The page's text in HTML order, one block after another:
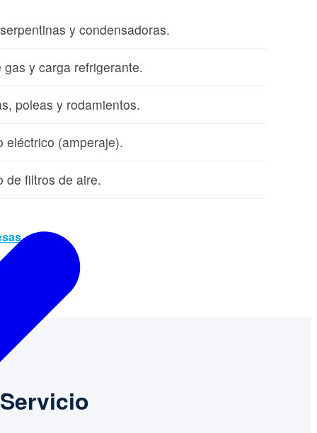
y condensadoras.
y carga refrigerante.
poleas y rodamientos.
eléctrico (amperaje).
de filtros de aire.
→